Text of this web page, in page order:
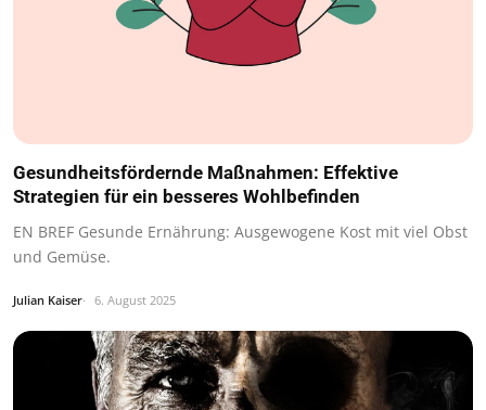
Gesundheitsfördernde Maßnahmen: Effektive
Strategien für ein besseres Wohlbefinden
EN BREF Gesunde Ernährung: Ausgewogene Kost mit viel Obst
und Gemüse.
Julian Kaiser 6. August 2025